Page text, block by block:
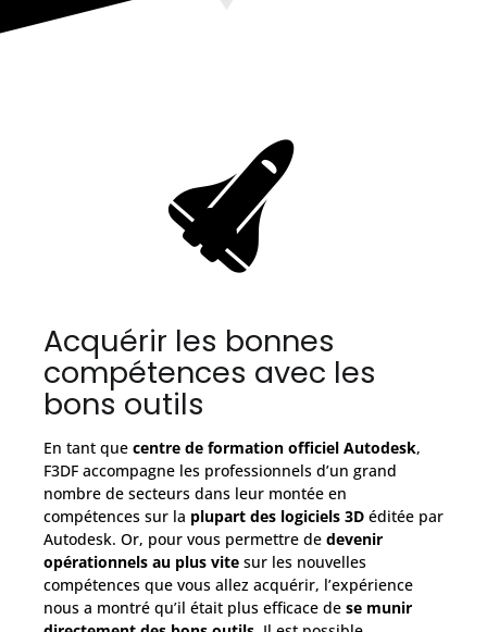
Acquérir les bonnes
compétences avec les
bons outils
En tant que centre de formation officiel Autodesk,
F3DF accompagne les professionnels d’un grand
nombre de secteurs dans leur montée en
compétences sur la plupart des logiciels 3D éditée par
Autodesk. Or, pour vous permettre de devenir
opérationnels au plus vite sur les nouvelles
compétences que vous allez acquérir, l’expérience
nous a montré qu’il était plus efficace de se munir